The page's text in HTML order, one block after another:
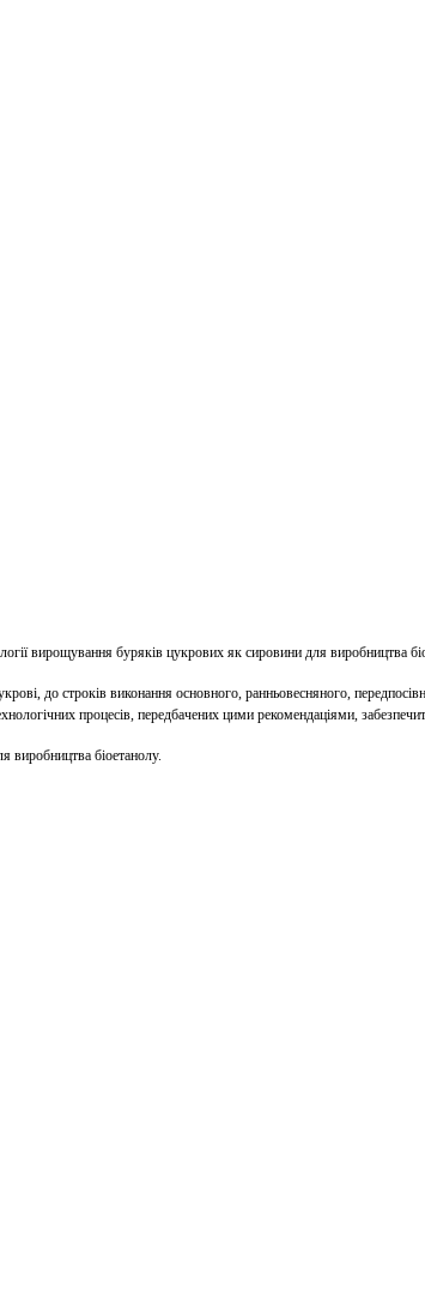
вирощування буряків цукрових як сировини для виробництва
до строків виконання основного, ранньовесняного,
процесів, передбачених цими рекомендаціями,
виробництва біоетанолу.